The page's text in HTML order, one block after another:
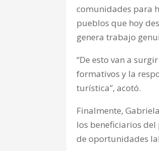
comunidades para
pueblos que hoy
genera trabajo
“De esto van a
formativos y la
turística”, acotó.
Finalmente,
los beneficiarios
de oportunidades